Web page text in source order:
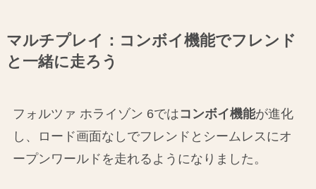
マルチプレイ：コンボイ機能でフレンド
と一緒に走ろう
フォルツァ ホライゾン 6ではコンボイ機能が進化
し、ロード画面なしでフレンドとシームレスにオ
ープンワールドを走れるようになりました。